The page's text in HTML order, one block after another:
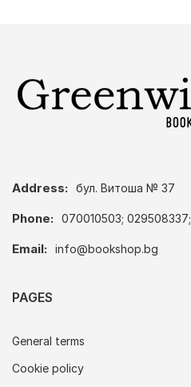
Address: бул. Витоша № 37
Phone: 070010503; 029508337;
Email: info@bookshop.bg
PAGES
General terms
Cookie policy